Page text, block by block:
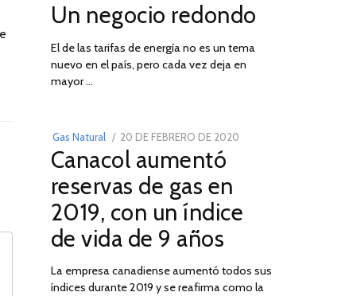
ON
DE
DE
2022
Un negocio redondo
El de las tarifas de energía no es un tema
nuevo en el país, pero cada vez deja en
mayor …
03
Gas Natural
POSTED
ON
20 DE FEBRERO DE 2020
2025
Canacol aumentó
reservas de gas en
2019, con un índice
de vida de 9 años
La empresa canadiense aumentó todos sus
índices durante 2019 y se reafirma como la